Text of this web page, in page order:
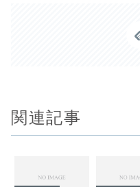
関連記事